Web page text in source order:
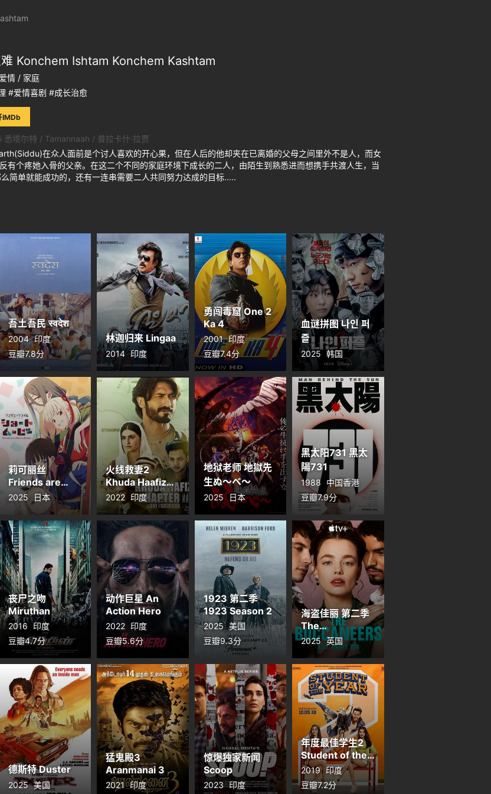
Konchem Ishtam Konchem Kashtam
情 / 家庭
#爱情喜剧 #成长治愈
IMDb
塔尔特 / Tamannaah / 普拉卡什·拉贾
在众人面前是个讨人喜欢的开心果，但在人后的他却夹在已离婚的父母之间里外不是人，而女
有个疼她入骨的父亲。在这二个不同的家庭环境下成长的二人，由陌生到熟悉进而想携手共渡人生，当
简单就能成功的，还有一连串需要二人共同努力达成的目标.....
吾土吾民 स्वदेश
2004 印度
豆瓣7.8分
林迦归来 Lingaa
2014 印度
勇闯毒窟 One 2
Ka 4
2001 印度
豆瓣7.4分
血谜拼图 나인 퍼
즐
2025 韩国
莉可丽丝
Friends are
thieves of time.
リコリス・リコ
イル Friends are
thieves of time.
2025 日本
火线救妻2
Khuda Haafiz
Chapter 2 Agni
Pariksha
2022 印度
地狱老师 地獄先
生ぬ～べ～
2025 日本
黑太阳731 黑太
陽731
1988 中国香港
豆瓣7.9分
丧尸之吻
Miruthan
2016 印度
豆瓣4.7分
动作巨星 An
Action Hero
2022 印度
豆瓣5.6分
1923 第二季
1923 Season 2
2025 美国
豆瓣9.3分
海盗佳丽 第二季
The
Buccaneers
Season 2
2025 英国
德斯特 Duster
2025 美国
猛鬼殿3
Aranmanai 3
2021 印度
惊爆独家新闻
Scoop
2023 印度
年度最佳学生2
Student of the
Year 2
2019 印度
豆瓣7.2分